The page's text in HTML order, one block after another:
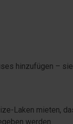
hinzufügen –
Laken mieten,
werden.